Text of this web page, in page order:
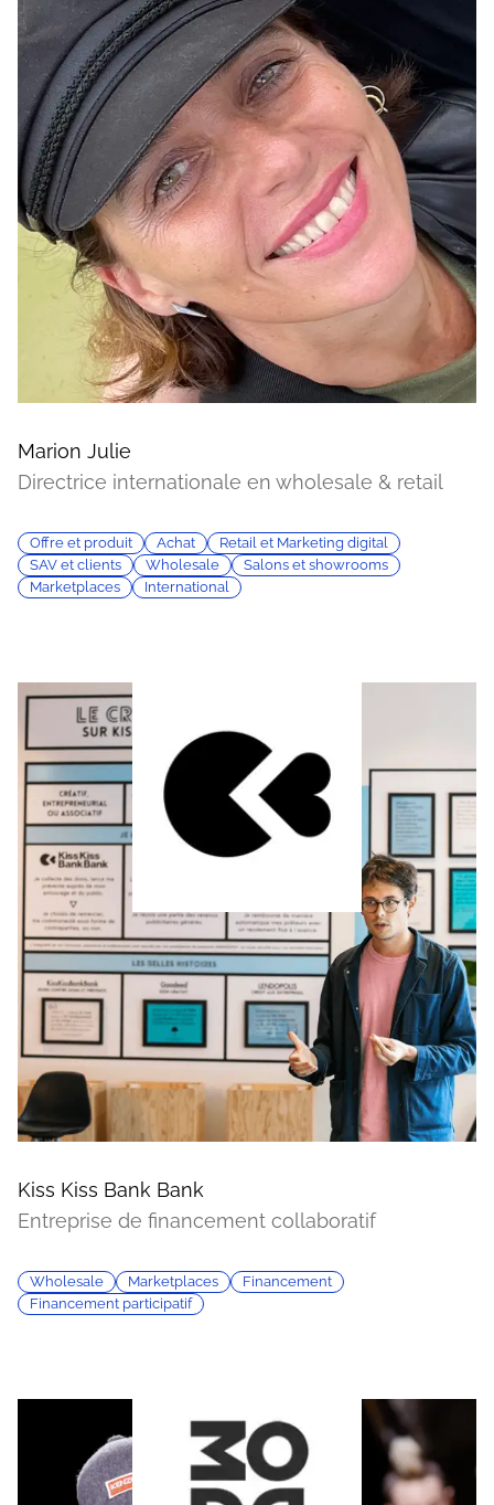
Marion Julie
Directrice internationale en wholesale & retail
Offre et produit Achat
Retail et Marketing digital
SAV et clients
Wholesale
Salons et showrooms
Marketplaces
International
Kiss Kiss Bank Bank
Entreprise de financement collaboratif
Wholesale Marketplaces
Financement
Financement participatif